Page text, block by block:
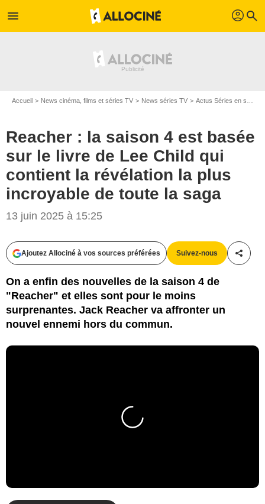
menu profil search
Accueil News cinéma, films et séries TV News séries TV Actus Séries en streaming
Reacher : la saison 4 est basée
sur le livre de Lee Child qui
contient la révélation la plus
incroyable de toute la saga
13 juin 2025 à 15:25
Ajoutez Allociné à vos sources préférées Suivez-nous
On a enfin des nouvelles de la saison 4 de
"Reacher" et elles sont pour le moins
surprenantes. Jack Reacher va affronter un
nouvel ennemi hors du commun.